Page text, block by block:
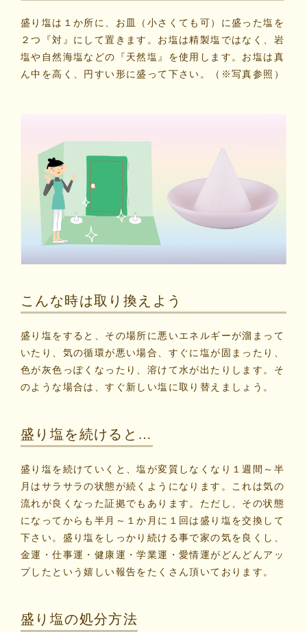
盛り塩は１か所に、お皿（小さくても可）に盛った塩を
２つ『対』にして置きます。お塩は精製塩ではなく、岩
塩や自然海塩などの『天然塩』を使用します。お塩は真
ん中を高く、円すい形に盛って下さい。（※写真参照）
こんな時は取り換えよう
盛り塩をすると、その場所に悪いエネルギーが溜まって
いたり、気の循環が悪い場合、すぐに塩が固まったり、
色が灰色っぽくなったり、溶けて水が出たりします。そ
のような場合は、すぐ新しい塩に取り替えましょう。
盛り塩を続けると…
盛り塩を続けていくと、塩が変質しなくなり１週間～半
月はサラサラの状態が続くようになります。これは気の
流れが良くなった証拠でもあります。ただし、その状態
になってからも半月～１か月に１回は盛り塩を交換して
下さい。盛り塩をしっかり続ける事で家の気を良くし、
金運・仕事運・健康運・学業運・愛情運がどんどんアッ
プしたという嬉しい報告をたくさん頂いております。
盛り塩の処分方法